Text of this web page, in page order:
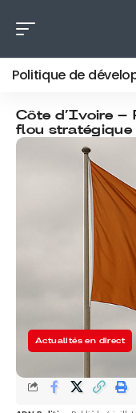
Politique de
Actualités en direct
Côte d’Ivoire –
flou stratégique